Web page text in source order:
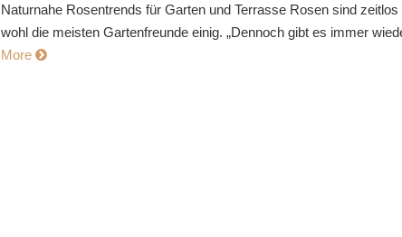
Naturnahe Rosentrends für Garten und Terrasse Rosen sind
wohl die meisten Gartenfreunde einig. „Dennoch gibt es immer
More